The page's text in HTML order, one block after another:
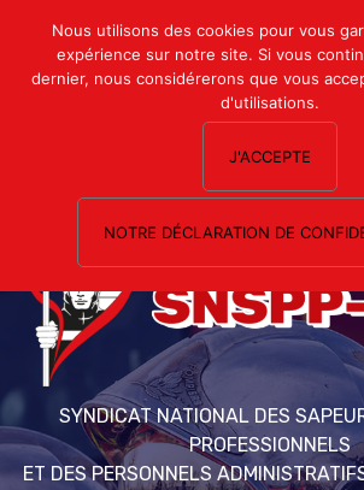
Mon
Nous
SYNDICAT NATIONAL DES
PROFESSIONNELS
ET DES PERSONNELS
Nous utilisons des cookies pour vous
expérience sur notre site. Si vous
dernier, nous considérerons que vous
d'utilisations.
J'ACCEPTE
NOTRE DÉCLARATION DE